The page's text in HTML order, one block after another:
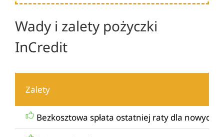
Wady i zalety pożyczki
InCredit
Zalety
Bezkosztowa spłata ostatniej raty dla nowych